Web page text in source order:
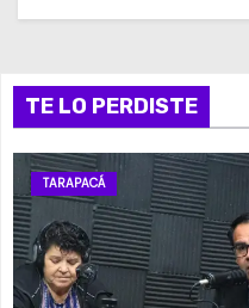
TE LO PERDISTE
TARAPACÁ